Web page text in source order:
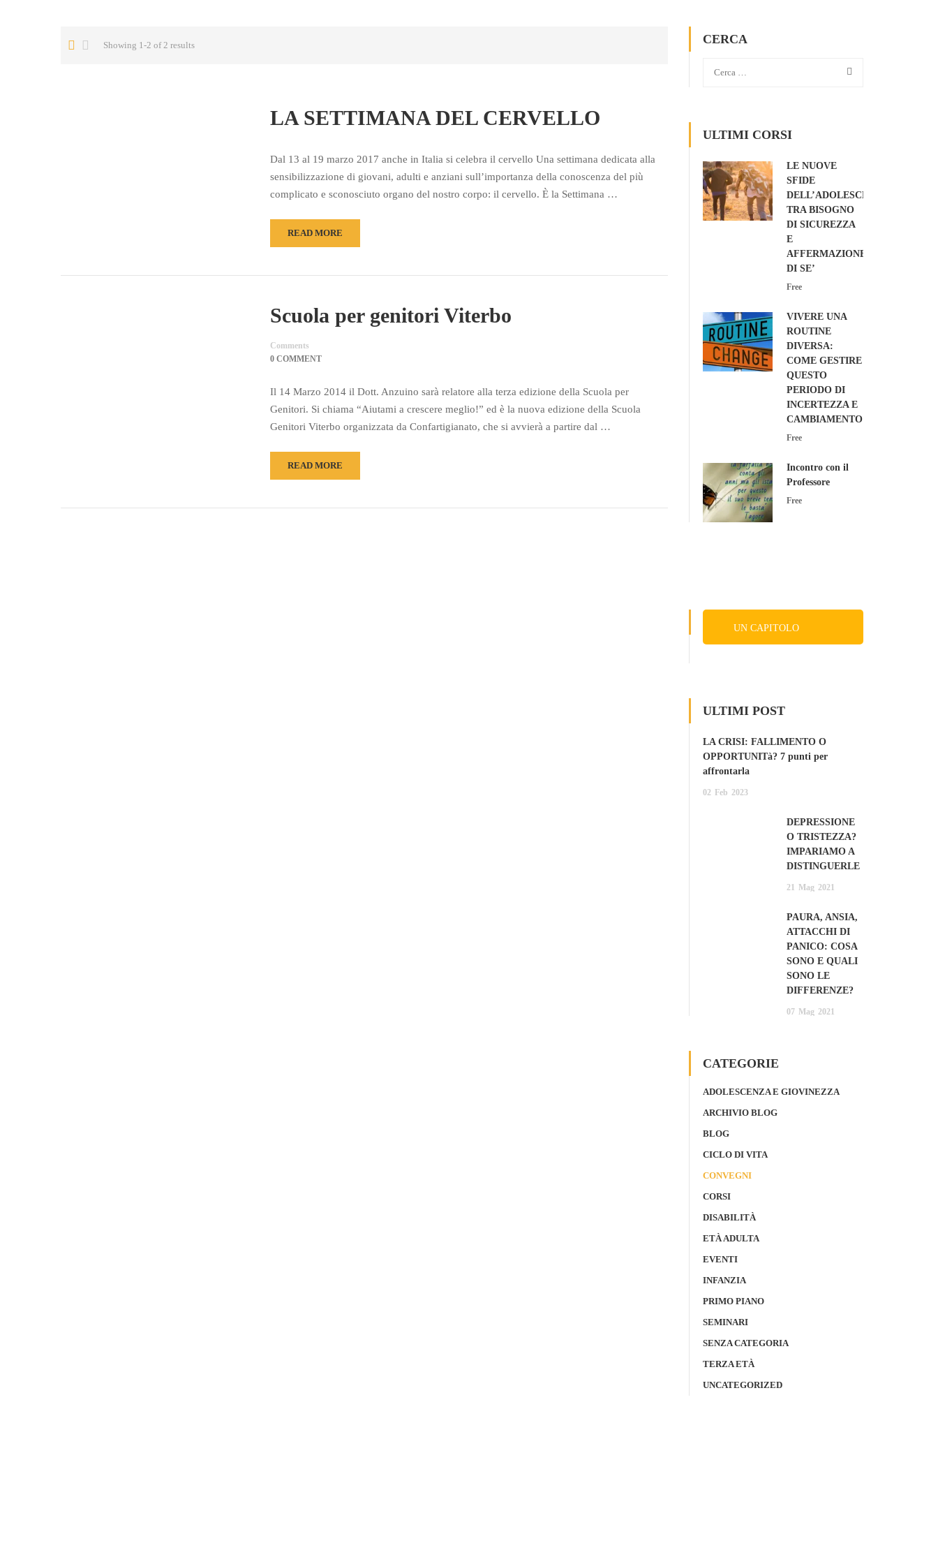
Showing 1-2 of 2 results
LA SETTIMANA DEL CERVELLO
Dal 13 al 19 marzo 2017 anche in Italia si celebra il cervello Una settimana dedicata alla
sensibilizzazione di giovani, adulti e anziani sull’importanza della conoscenza del più
complicato e sconosciuto organo del nostro corpo: il cervello. È la Settimana …
READ MORE
Scuola per genitori Viterbo
Comments
0 COMMENT
Il 14 Marzo 2014 il Dott. Anzuino sarà relatore alla terza edizione della Scuola per
Genitori. Si chiama “Aiutami a crescere meglio!” ed è la nuova edizione della Scuola
Genitori Viterbo organizzata da Confartigianato, che si avvierà a partire dal …
READ MORE
CERCA
ULTIMI CORSI
LE NUOVE
SFIDE
DELL’ADOLESCENZA:
TRA BISOGNO
DI SICUREZZA
E
AFFERMAZIONE
DI SE’
Free
VIVERE UNA
ROUTINE
DIVERSA:
COME GESTIRE
QUESTO
PERIODO DI
INCERTEZZA E
CAMBIAMENTO
Free
Incontro con il
Professore
Free
UN CAPITOLO
ULTIMI POST
LA CRISI: FALLIMENTO O
OPPORTUNITà? 7 punti per
affrontarla
02 Feb 2023
DEPRESSIONE
O TRISTEZZA?
IMPARIAMO A
DISTINGUERLE
21 Mag 2021
PAURA, ANSIA,
ATTACCHI DI
PANICO: COSA
SONO E QUALI
SONO LE
DIFFERENZE?
07 Mag 2021
CATEGORIE
ADOLESCENZA E GIOVINEZZA
ARCHIVIO BLOG
BLOG
CICLO DI VITA
CONVEGNI
CORSI
DISABILITÀ
ETÀ ADULTA
EVENTI
INFANZIA
PRIMO PIANO
SEMINARI
SENZA CATEGORIA
TERZA ETÀ
UNCATEGORIZED